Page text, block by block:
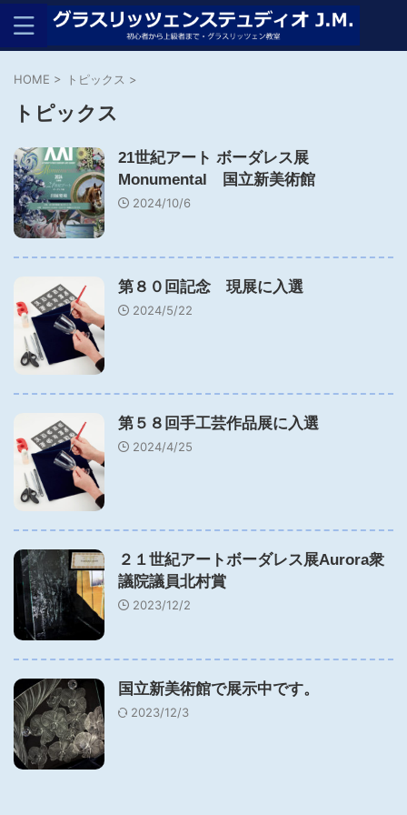
HOME > トピックス >
トピックス
21世紀アート ボーダレス展
Monumental 国立新美術館
2024/10/6
第８０回記念 現展に入選
2024/5/22
第５８回手工芸作品展に入選
2024/4/25
２１世紀アートボーダレス展Aurora衆
議院議員北村賞
2023/12/2
国立新美術館で展示中です。
2023/12/3